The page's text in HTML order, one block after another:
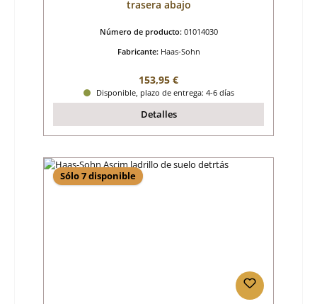
trasera abajo
Número de producto: 01014030
Fabricante: Haas-Sohn
Precio normal:
153,95 €
Disponible, plazo de entrega: 4-6 días
Detalles
Sólo 7 disponible